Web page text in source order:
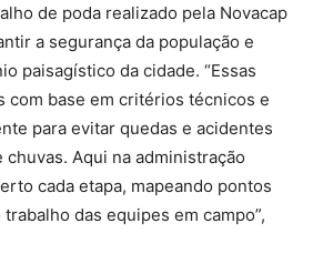
de poda realizado pela Novacap
a segurança da população e
paisagístico da cidade. “Essas
com base em critérios técnicos e
para evitar quedas e acidentes
Aqui na administração
cada etapa, mapeando pontos
das equipes em campo”,